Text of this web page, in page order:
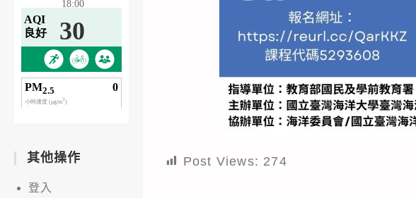
Post Views: 274
其他操作
登入